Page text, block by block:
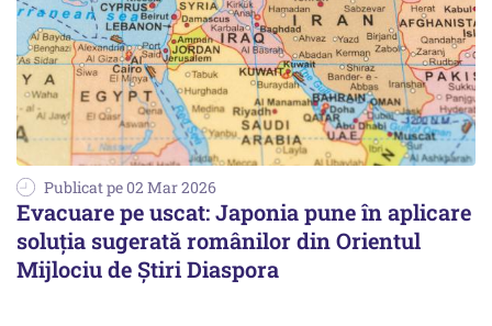
Publicat pe 02 Mar 2026
Evacuare pe uscat: Japonia pune în aplicare
soluția sugerată românilor din Orientul
Mijlociu de Știri Diaspora